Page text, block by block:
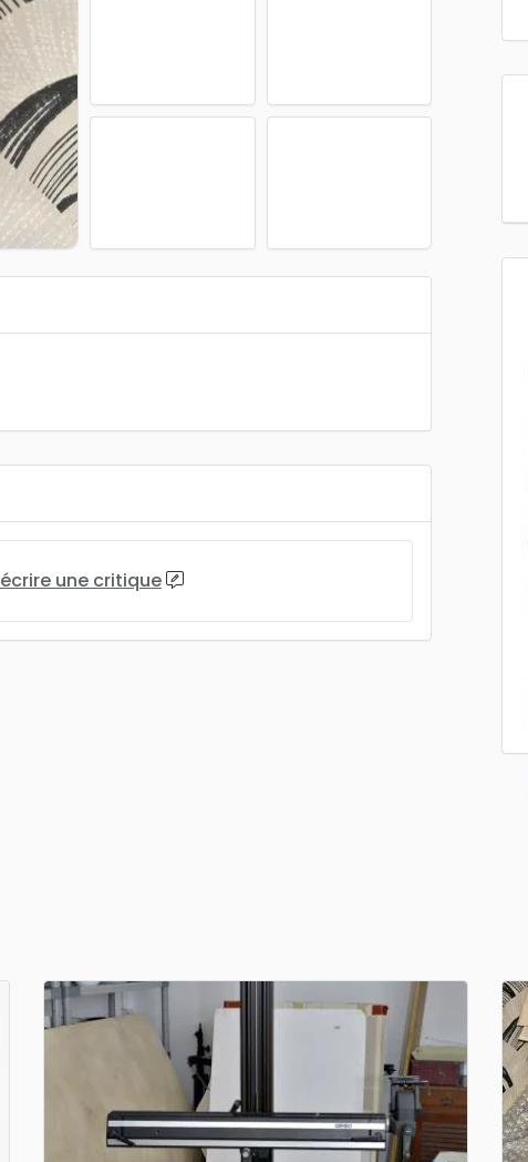
écrire une critique